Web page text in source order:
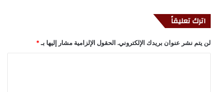
اترك تعليقاً
لن يتم نشر عنوان بريدك الإلكتروني. الحقول الإلزامية مشار إليها بـ *